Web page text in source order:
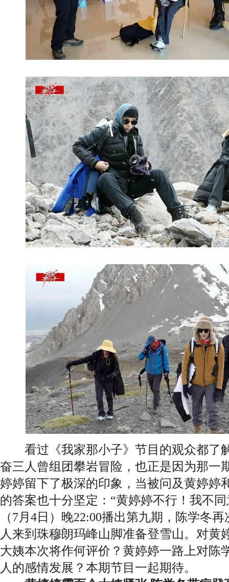
看过《我家那小子》节目的观众都了
奋三人曾组团攀岩冒险，也正是因为那一
婷婷留下了极深的印象，当被问及黄婷婷
的答案也十分坚定：“黄婷婷不行！我不
（7月4日）晚22:00播出第九期，陈学冬
人来到珠穆朗玛峰山脚准备登雪山。对黄
大姨本次将作何评价？黄婷婷一路上对陈
人的感情发展？本期节目一起期待。